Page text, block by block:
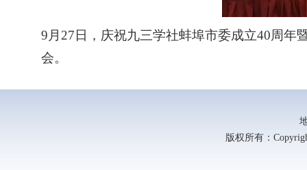
9月27日，庆祝九三学社蚌埠市委成立40周年
会。
版权所有：